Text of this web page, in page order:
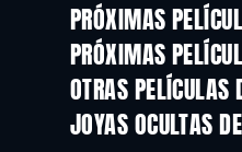
PRÓXIMAS
PRÓXIMAS
OTRAS
JOYAS OCULTAS